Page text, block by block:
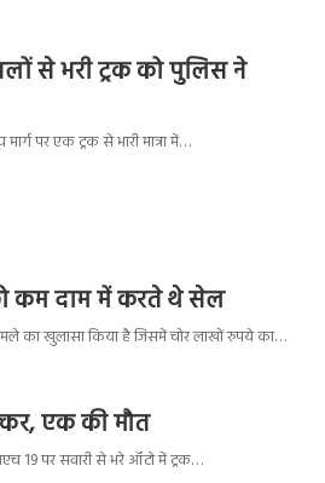
से भरी ट्रक को पुलिस ने
पर एक ट्रक से भारी मात्रा में…
कम दाम में करते थे सेल
का खुलासा किया है जिसमें चोर लाखों रुपये का…
एक की मौत
19 पर सवारी से भरे ऑटो में ट्रक…